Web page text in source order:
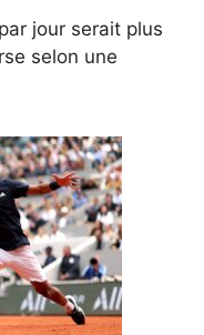
jour serait plus
selon une